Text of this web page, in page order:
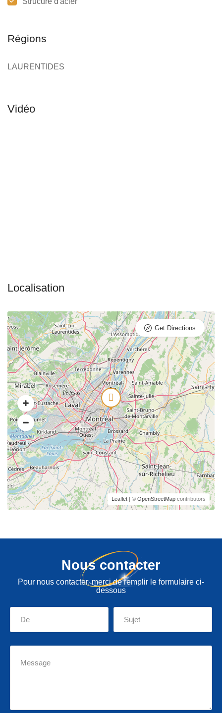
Régions
LAURENTIDES
Leaflet | © OpenStreetMap contributors
Get Directions
Nous contacter
Pour nous contacter, merci de remplir le formulaire ci-
dessous